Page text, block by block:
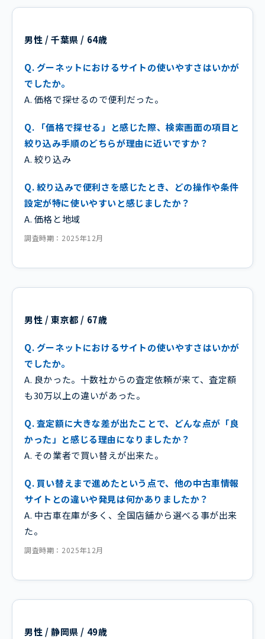
男性 / 千葉県 / 64歳
Q. グーネットにおけるサイトの使いやすさはいかが
でしたか。
A. 価格で探せるので便利だった。
Q. 「価格で探せる」と感じた際、検索画面の項目と
絞り込み手順のどちらが理由に近いですか？
A. 絞り込み
Q. 絞り込みで便利さを感じたとき、どの操作や条件
設定が特に使いやすいと感じましたか？
A. 価格と地域
調査時期：2025年12月
男性 / 東京都 / 67歳
Q. グーネットにおけるサイトの使いやすさはいかが
でしたか。
A. 良かった。十数社からの査定依頼が来て、査定額
も30万以上の違いがあった。
Q. 査定額に大きな差が出たことで、どんな点が「良
かった」と感じる理由になりましたか？
A. その業者で買い替えが出来た。
Q. 買い替えまで進めたという点で、他の中古車情報
サイトとの違いや発見は何かありましたか？
A. 中古車在庫が多く、全国店舗から選べる事が出来
た。
調査時期：2025年12月
男性 / 静岡県 / 49歳